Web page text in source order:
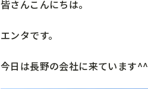
皆さんこんにちは。
エンタです。
今日は長野の会社に来ています^^